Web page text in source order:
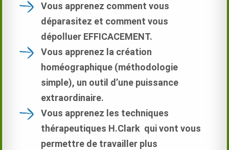
Vous apprenez comment vous
déparasitez et comment vous
dépolluer EFFICACEMENT.
Vous apprenez la création
homéographique (méthodologie
simple), un outil d’une puissance
extraordinaire.
Vous apprenez les techniques
thérapeutiques H.Clark qui vont vous
permettre de travailler plus